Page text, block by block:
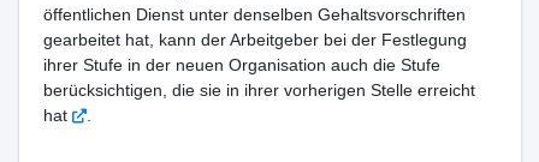
öffentlichen Dienst unter denselben Gehaltsvorschriften
gearbeitet hat, kann der Arbeitgeber bei der Festlegung
ihrer Stufe in der neuen Organisation auch die Stufe
berücksichtigen, die sie in ihrer vorherigen Stelle erreicht
hat
.